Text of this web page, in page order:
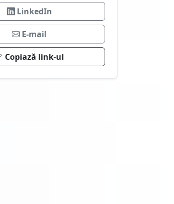
LinkedIn
E-mail
Copiază link-ul